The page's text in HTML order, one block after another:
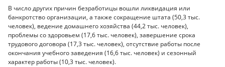
В число других причин безработицы вошли ликвидация или
банкротство организации, а также сокращение штата (50,3 тыс.
человек), ведение домашнего хозяйства (44,2 тыс. человек),
проблемы со здоровьем (17,6 тыс. человек), завершение срока
трудового договора (17,3 тыс. человек), отсутствие работы после
окончания учебного заведения (16,6 тыс. человек) и сезонный
характер работы (10,3 тыс. человек).